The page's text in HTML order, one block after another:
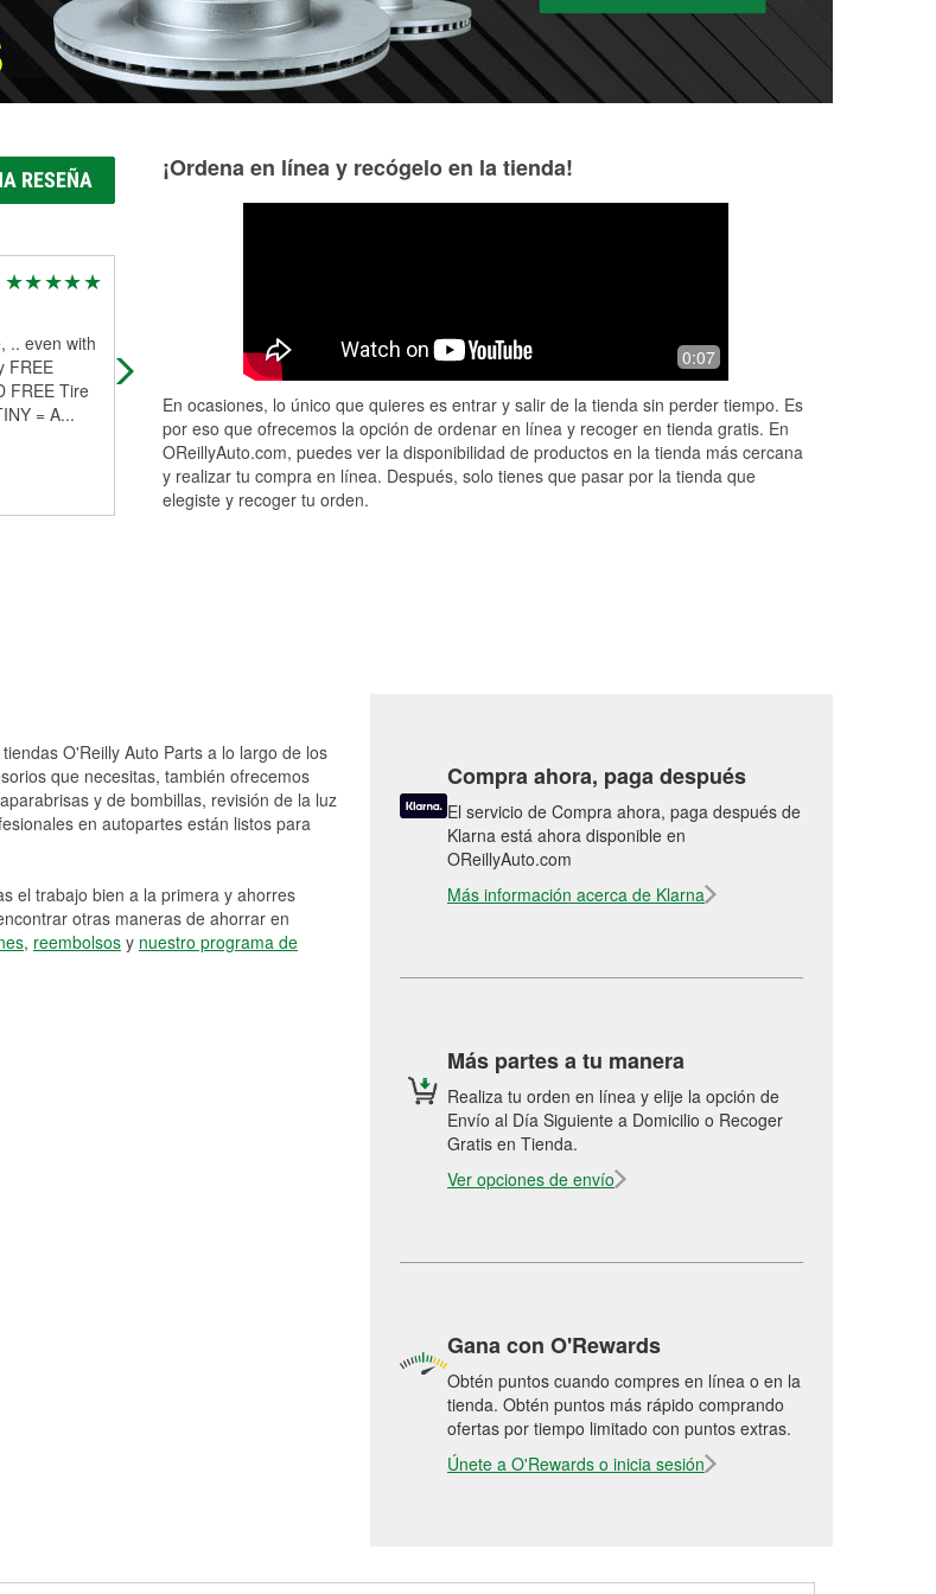
RESEÑA
.. even with
FREE
FREE Tire
= A...
Very helpful and had exactly what I
needed when competitor's didn't.
Gabriel was outstanding! best
experience I’ve had in a long time at
raise!
¡Ordena en línea y recógelo en la tienda!
0:07
En ocasiones, lo único que quieres es entrar y salir de la tienda sin perder tiempo. Es
por eso que ofrecemos la opción de ordenar en línea y recoger en tienda gratis. En
OReillyAuto.com, puedes ver la disponibilidad de productos en la tienda más cercana
y realizar tu compra en línea. Después, solo tienes que pasar por la tienda que
elegiste y recoger tu orden.
O'Reilly Auto Parts a lo largo de los
que necesitas, también ofrecemos
y de bombillas, revisión de la luz
en autopartes están listos para
el trabajo bien a la primera y ahorres
otras maneras de ahorrar en
, reembolsos y nuestro programa de
Compra ahora, paga después
El servicio de Compra ahora, paga después de
Klarna está ahora disponible en
OReillyAuto.com
Más información acerca de Klarna
Más partes a tu manera
Realiza tu orden en línea y elije la opción de
Envío al Día Siguiente a Domicilio o Recoger
Gratis en Tienda.
Ver opciones de envío
Gana con O'Rewards
Obtén puntos cuando compres en línea o en la
tienda. Obtén puntos más rápido comprando
ofertas por tiempo limitado con puntos extras.
Únete a O'Rewards o inicia sesión